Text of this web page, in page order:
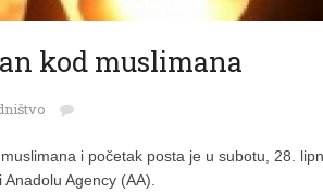
kod muslimana
i početak posta je u subotu, 28.
Agency (AA).